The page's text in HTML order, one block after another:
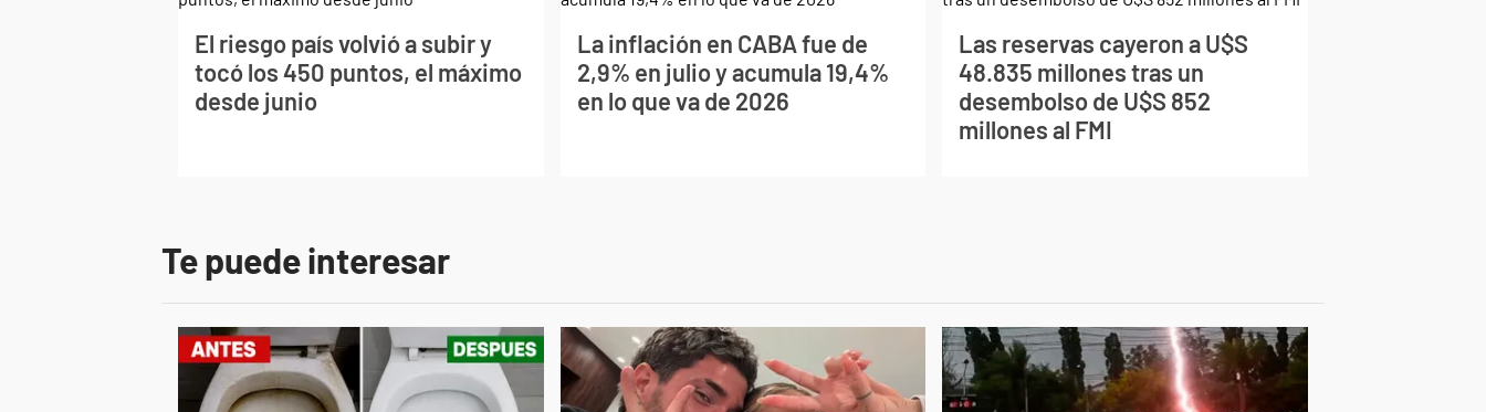
El riesgo país volvió a subir y
tocó los 450 puntos, el máximo
desde junio
La inflación en CABA fue de
2,9% en julio y acumula 19,4%
en lo que va de 2026
Las reservas cayeron a U$S
48.835 millones tras un
desembolso de U$S 852
millones al FMI
Te puede interesar